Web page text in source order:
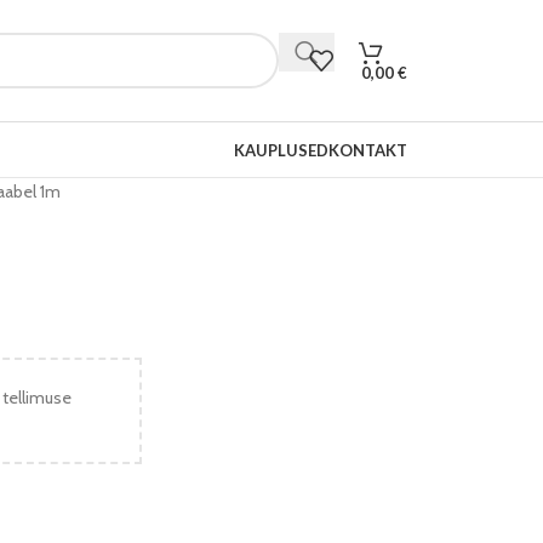
0,00€
KAUPLUSEDKONTAKT
1m